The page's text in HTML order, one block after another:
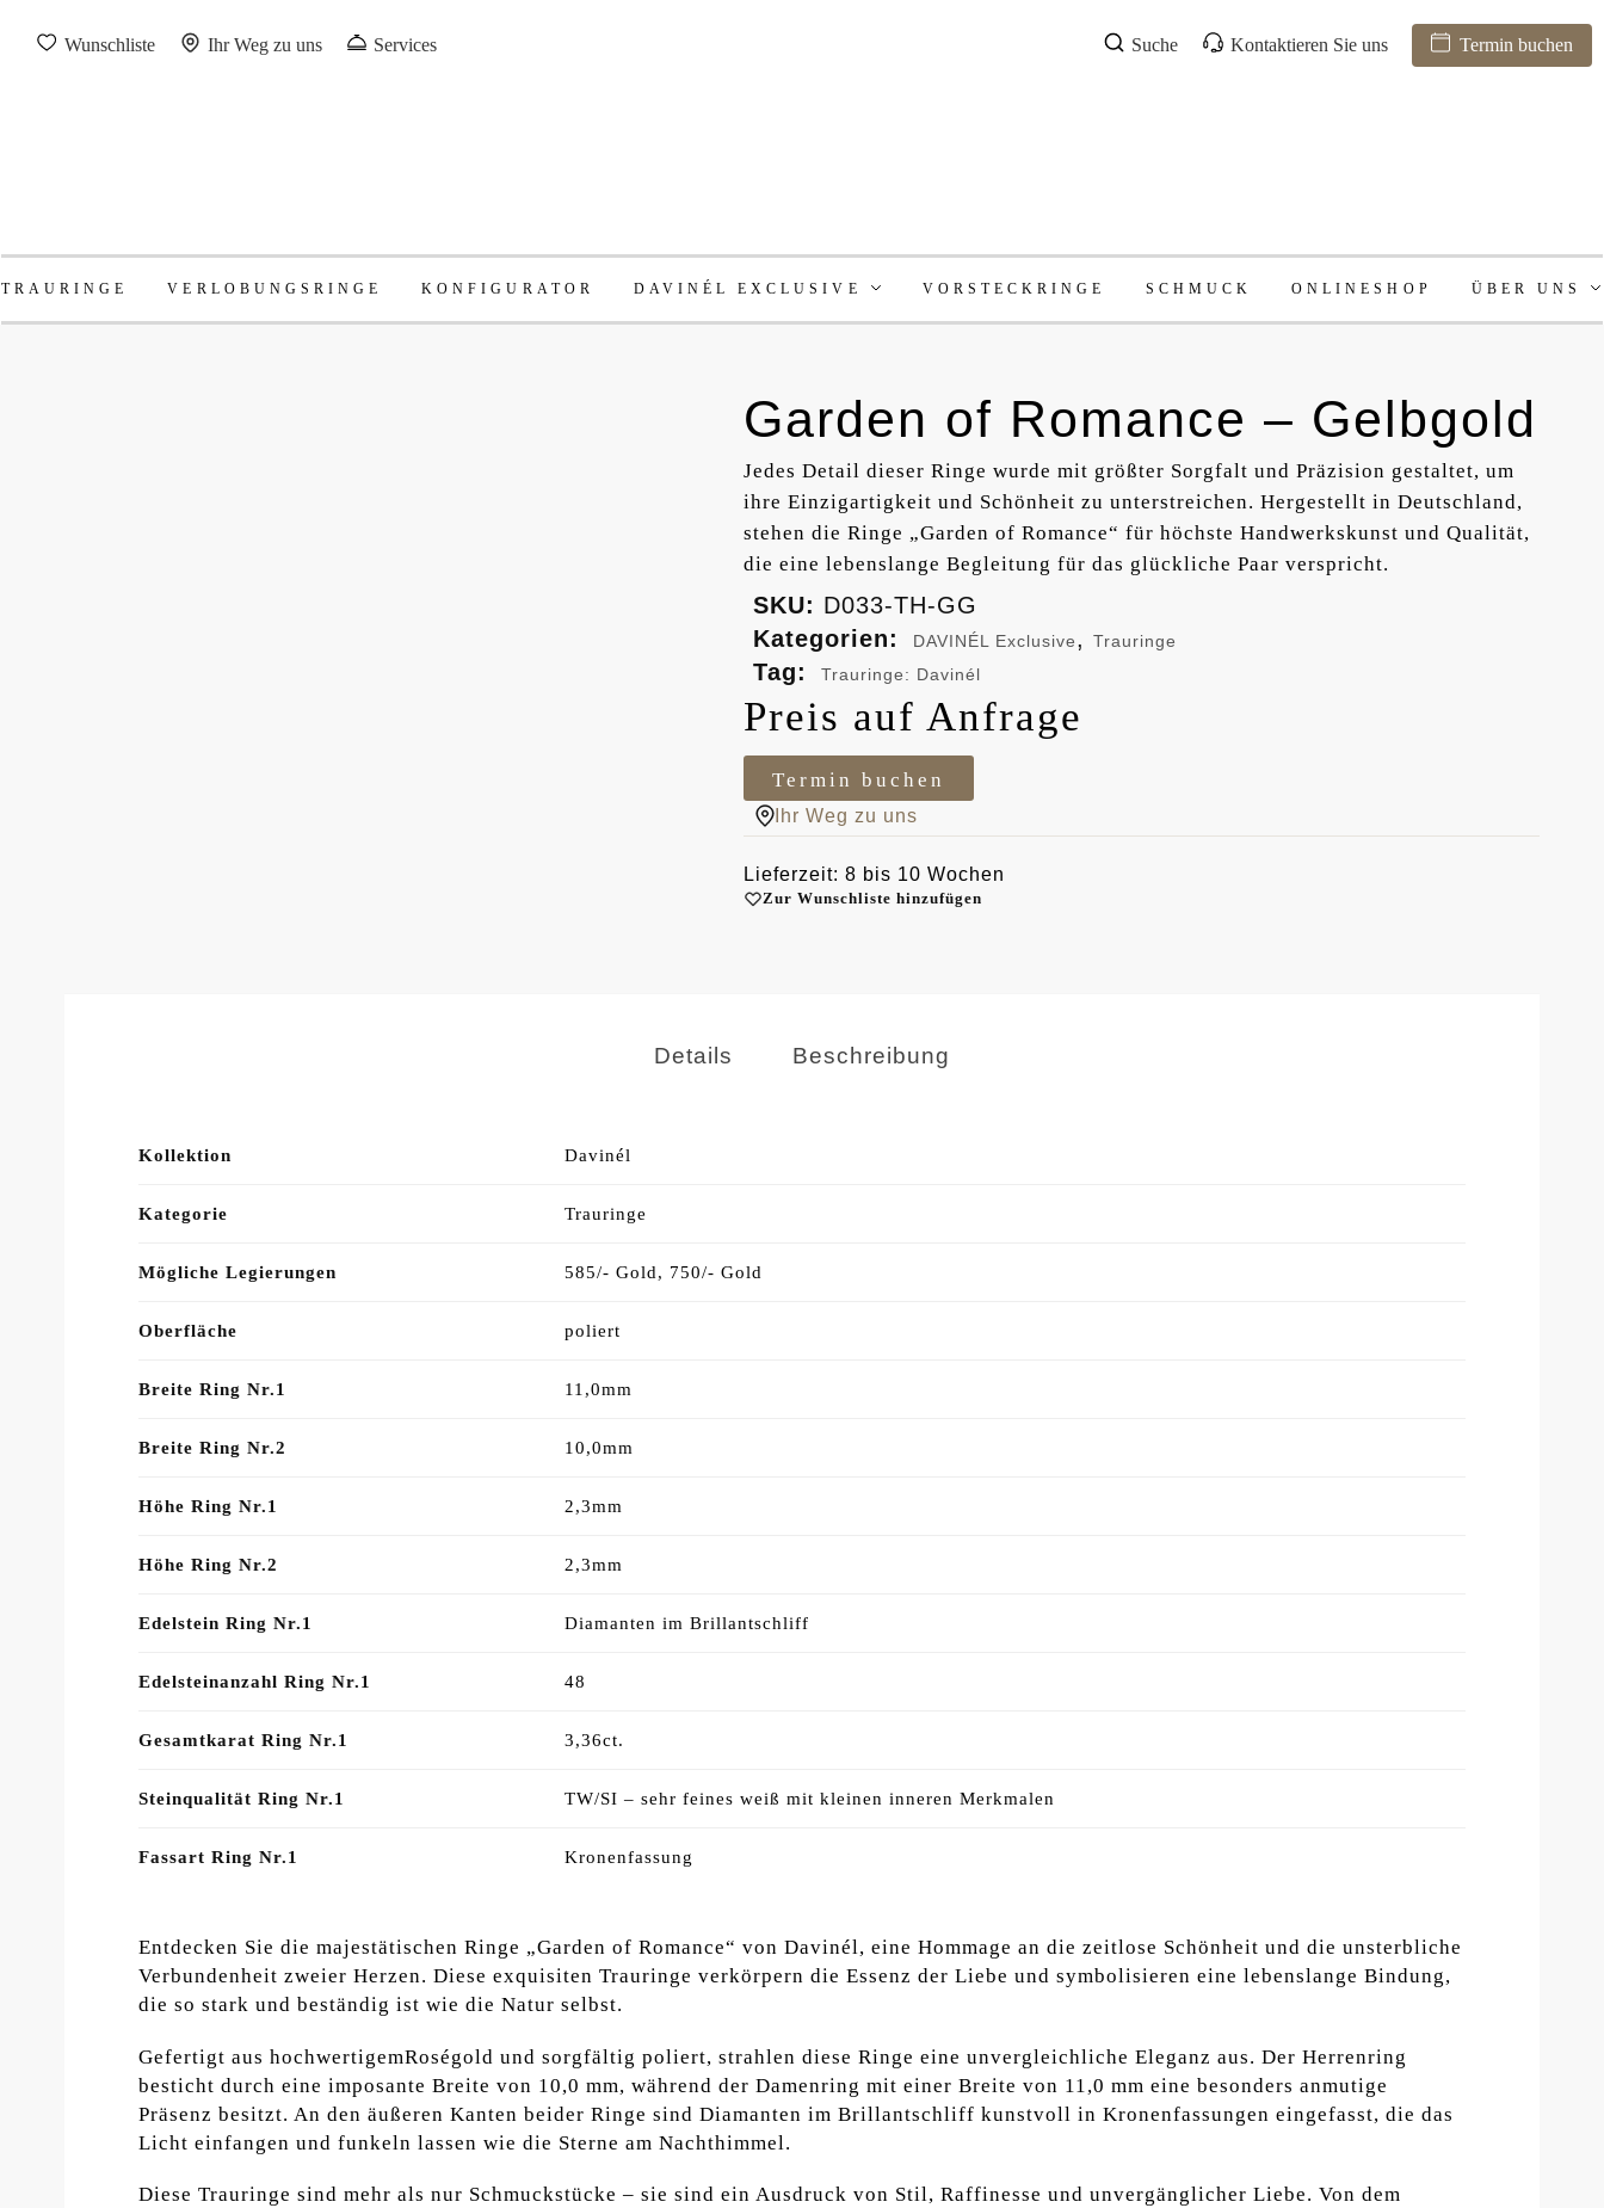
Wunschliste Ihr Weg zu uns Services Suche Kontaktieren Sie uns Termin buchen
TRAURINGE VERLOBUNGSRINGE KONFIGURATOR DAVINÉL EXCLUSIVE VORSTECKRINGE SCHMUCK ONLINESHOP ÜBER UNS
Garden of Romance – Gelbgold
Jedes Detail dieser Ringe wurde mit größter Sorgfalt und Präzision gestaltet, um
ihre Einzigartigkeit und Schönheit zu unterstreichen. Hergestellt in Deutschland,
stehen die Ringe „Garden of Romance“ für höchste Handwerkskunst und Qualität,
die eine lebenslange Begleitung für das glückliche Paar verspricht.
SKU: D033-TH-GG
Kategorien:
DAVINÉL Exclusive, Trauringe
Tag: Trauringe: Davinél
Preis auf Anfrage
Termin buchen
Ihr Weg zu uns
Lieferzeit: 8 bis 10 Wochen
Zur Wunschliste hinzufügen
Details Beschreibung
Kollektion Davinél
Kategorie Trauringe
Mögliche Legierungen 585/- Gold, 750/- Gold
Oberfläche poliert
Breite Ring Nr.1 11,0mm
Breite Ring Nr.2 10,0mm
Höhe Ring Nr.1 2,3mm
Höhe Ring Nr.2 2,3mm
Edelstein Ring Nr.1 Diamanten im Brillantschliff
Edelsteinanzahl Ring Nr.1 48
Gesamtkarat Ring Nr.1 3,36ct.
Steinqualität Ring Nr.1 TW/SI – sehr feines weiß mit kleinen inneren Merkmalen
Fassart Ring Nr.1 Kronenfassung
Entdecken Sie die majestätischen Ringe „Garden of Romance“ von Davinél, eine Hommage an die zeitlose Schönheit und die unsterbliche
Verbundenheit zweier Herzen. Diese exquisiten Trauringe verkörpern die Essenz der Liebe und symbolisieren eine lebenslange Bindung,
die so stark und beständig ist wie die Natur selbst.
Gefertigt aus hochwertigemRoségold und sorgfältig poliert, strahlen diese Ringe eine unvergleichliche Eleganz aus. Der Herrenring
besticht durch eine imposante Breite von 10,0 mm, während der Damenring mit einer Breite von 11,0 mm eine besonders anmutige
Präsenz besitzt. An den äußeren Kanten beider Ringe sind Diamanten im Brillantschliff kunstvoll in Kronenfassungen eingefasst, die das
Licht einfangen und funkeln lassen wie die Sterne am Nachthimmel.
Diese Trauringe sind mehr als nur Schmuckstücke – sie sind ein Ausdruck von Stil, Raffinesse und unvergänglicher Liebe. Von dem